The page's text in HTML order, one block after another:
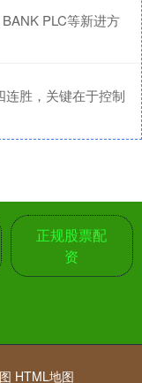
PLC等新进方
胜，关键在于控制
正规股票配
资
HTML地图